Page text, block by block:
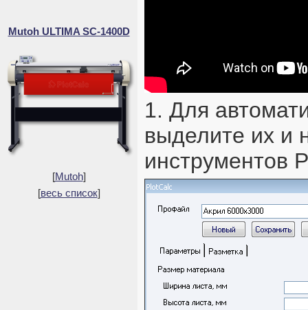
Mutoh ULTIMA SC-1400D
[Mutoh]
[весь список]
1. Для
выделите их и
инструментов